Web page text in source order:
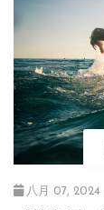
八月 07, 2024